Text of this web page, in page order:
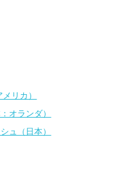
リカ）
オランダ）
ュ（日本）